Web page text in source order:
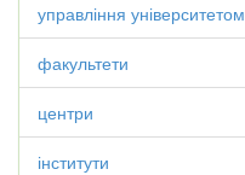
управління університетом
факультети
центри
інститути